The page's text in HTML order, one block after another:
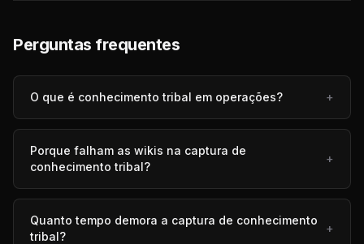
Perguntas frequentes
O que é conhecimento tribal em operações? +
Porque falham as wikis na captura de
conhecimento tribal?
+
Quanto tempo demora a captura de conhecimento
tribal?
+